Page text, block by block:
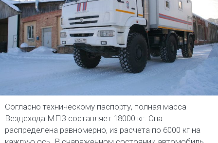
Согласно техническому паспорту, полная масса
Вездехода МПЗ составляет 18000 кг. Она
распределена равномерно, из расчета по 6000 кг на